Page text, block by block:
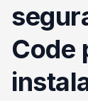
Code